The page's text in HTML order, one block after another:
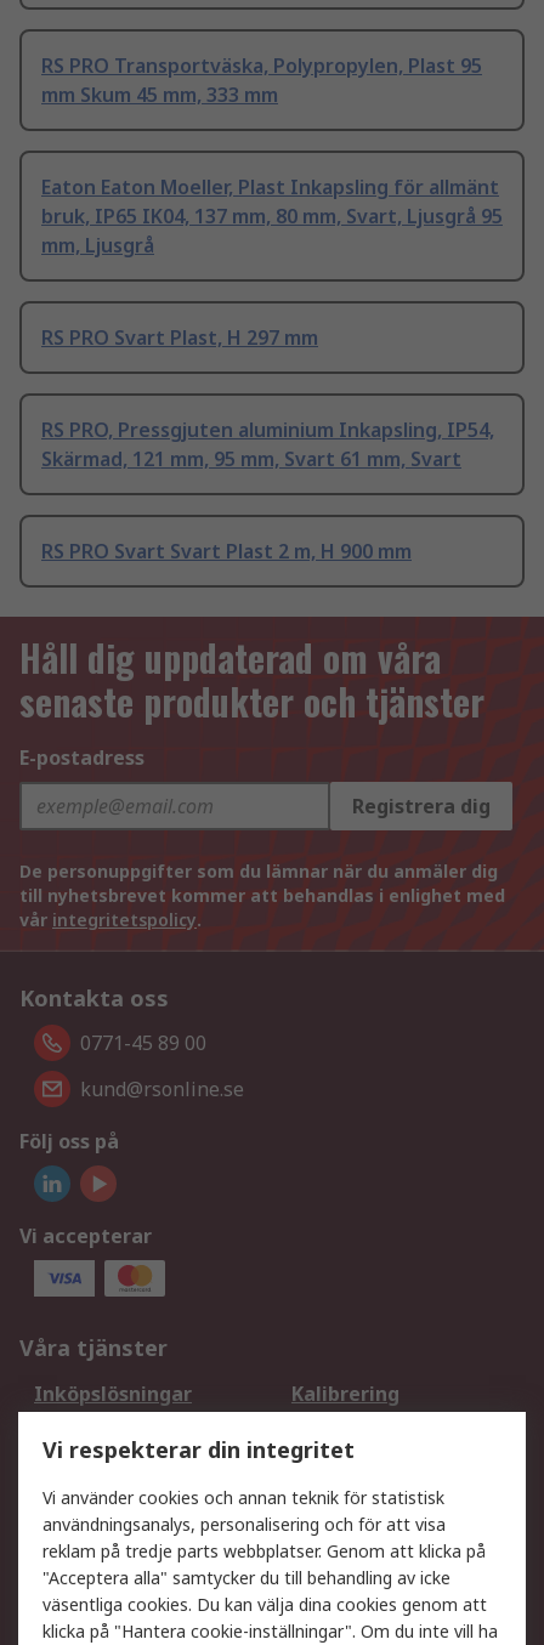
RS PRO Transportväska, Polypropylen, Plast 95
mm Skum 45 mm, 333 mm
Eaton Eaton Moeller, Plast Inkapsling för allmänt
bruk, IP65 IK04, 137 mm, 80 mm, Svart, Ljusgrå 95
mm, Ljusgrå
RS PRO Svart Plast, H 297 mm
RS PRO, Pressgjuten aluminium Inkapsling, IP54,
Skärmad, 121 mm, 95 mm, Svart 61 mm, Svart
RS PRO Svart Svart Plast 2 m, H 900 mm
Håll dig uppdaterad om våra
senaste produkter och tjänster
E-postadress
Registrera dig
De personuppgifter som du lämnar när du anmäler dig
till nyhetsbrevet kommer att behandlas i enlighet med
vår integritetspolicy.
Kontakta oss
0771-45 89 00
kund@rsonline.se
Följ oss på
Vi accepterar
Våra tjänster
Inköpslösningar
Kalibrering
DesignSpark
Teknisk Support
Ditt lokala säljteam
Exportlösningar
Support
Få hjälp
Retur av varor
Leverans
Spåra din order
Vi respekterar din integritet
Vi använder cookies och annan teknik för statistisk
användningsanalys, personalisering och för att visa
reklam på tredje parts webbplatser. Genom att klicka på
"Acceptera alla" samtycker du till behandling av icke
väsentliga cookies. Du kan välja dina cookies genom att
klicka på "Hantera cookie-inställningar". Om du inte vill ha